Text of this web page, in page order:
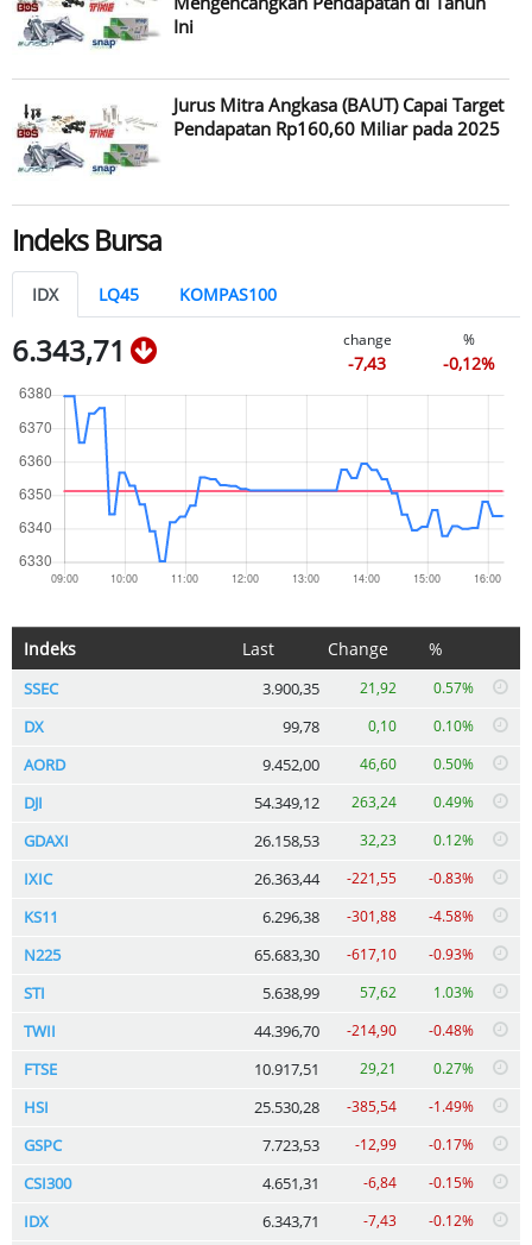
Ini
Jurus Mitra Angkasa (BAUT) Capai Target
Pendapatan Rp160,60 Miliar pada 2025
Indeks Bursa
IDX LQ45 KOMPAS100
6.343,71 change
-7,43
%
-0,12%
Indeks Last Change %
SSEC 3.900,35 21,92 0.57%
DX 99,78 0,10 0.10%
AORD 9.452,00 46,60 0.50%
DJI 54.349,12 263,24 0.49%
GDAXI 26.158,53 32,23 0.12%
IXIC 26.363,44 -221,55 -0.83%
KS11 6.296,38 -301,88 -4.58%
N225 65.683,30 -617,10 -0.93%
STI 5.638,99 57,62 1.03%
TWII 44.396,70 -214,90 -0.48%
FTSE 10.917,51 29,21 0.27%
HSI 25.530,28 -385,54 -1.49%
GSPC 7.723,53 -12,99 -0.17%
CSI300 4.651,31 -6,84 -0.15%
IDX 6.343,71 -7,43 -0.12%